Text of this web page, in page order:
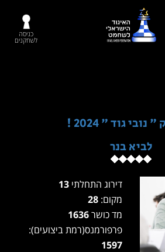
כניסה
לשחקנים
גוד " 2024 !
לביא בנר
דירוג התחלתי
מקום:
מד כושר
פרפורמנס(רמת ביצועים):
1597